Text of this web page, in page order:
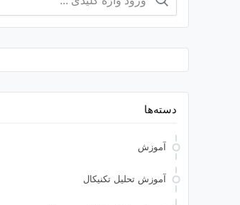
دسته‌ها
آموزش
آموزش تحلیل تکنیکال